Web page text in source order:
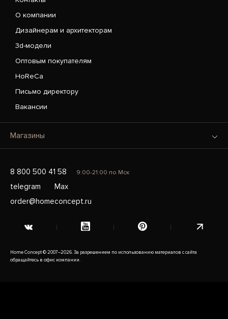
О компании
Дизайнерам и архитекторам
3d-модели
Оптовым покупателям
HoReCa
Письмо директору
Вакансии
Магазины
8 800 500 41 58 9:00-21:00 по Мск
telegram
Max
order@homeconcept.ru
Home Concept © 2007–2026. За разрешением по использованию материалов с сайта
обращайтесь в офис компании.